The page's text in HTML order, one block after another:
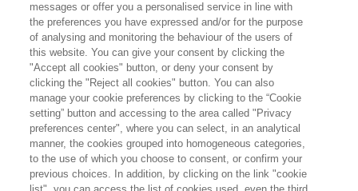
La libreria Egea resteràchiusaper le ferie estive
19 agostocompresi.
Per i titoli disponibili, l'evasione degli ordini è garantita
fino a venerdì 31 luglio, mentre gli ordini effettuati
durante il periodo di chiusura saranno evasi a partire da
giovedì 20 agosto.
A coloro che effettueranno ordini durante i giorni di
chiusura non verranno addebitati costi per le spedizioni
sul territorio italiano.
messages or offer you a personalised service in line with
the preferences you have expressed and/or for the purpose
of analysing and monitoring the behaviour of the users of
this website. You can give your consent by clicking the
"Accept all cookies" button, or deny your consent by
clicking the "Reject all cookies" button. You can also
manage your cookie preferences by clicking to the “Cookie
setting” button and accessing to the area called "Privacy
preferences center", where you can select, in an analytical
manner, the cookies grouped into homogeneous categories,
to the use of which you choose to consent, or confirm your
previous choices. In addition, by clicking on the link "cookie